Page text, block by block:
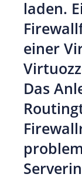
laden.
einer
Das